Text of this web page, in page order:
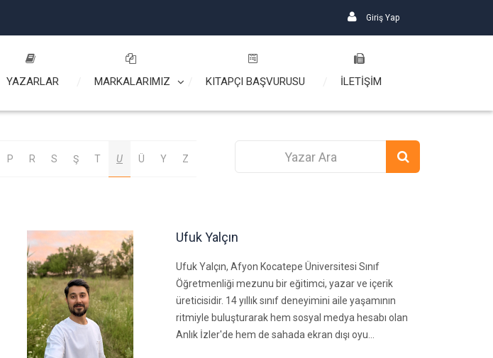
Giriş Yap
YAZARLAR MARKALARIMIZ KITAPÇI BAŞVURUSU İLETİŞİM
P R S Ş T U Ü Y Z
Ufuk Yalçın
Ufuk Yalçın, Afyon Kocatepe Üniversitesi Sınıf
Öğretmenliği mezunu bir eğitimci, yazar ve içerik
üreticisidir. 14 yıllık sınıf deneyimini aile yaşamının
ritmiyle buluşturarak hem sosyal medya hesabı olan
Anlık İzler'de hem de sahada ekran dışı oyu...